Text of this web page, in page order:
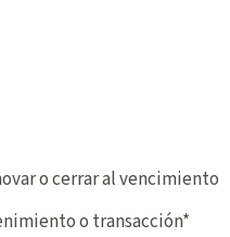
o cerrar al vencimiento
o transacción*